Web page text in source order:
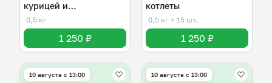
курицей и
шампиньонами
0,5 кг
1 250 ₽
котлеты
0,5 кг ≈ 15 шт.
1 250 ₽
10 августа с 13:00 10 августа с 13:00